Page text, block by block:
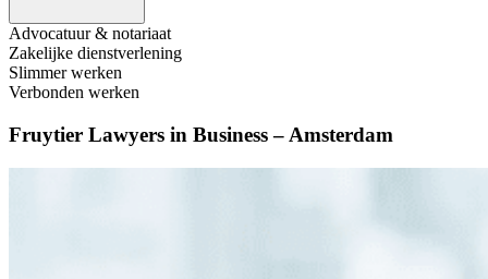
Advocatuur & notariaat
Zakelijke dienstverlening
Slimmer werken
Verbonden werken
Fruytier Lawyers in Business – Amsterdam